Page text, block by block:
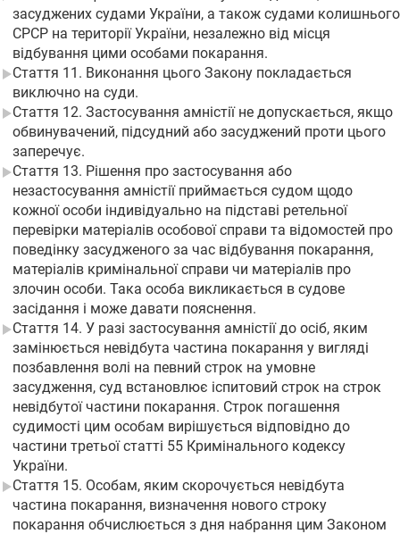
засуджених судами України, а також судами колишнього
СРСР на території України, незалежно від місця
відбування цими особами покарання.
Стаття 11. Виконання цього Закону покладається
виключно на суди.
Стаття 12. Застосування амністії не допускається, якщо
обвинувачений, підсудний або засуджений проти цього
заперечує.
Стаття 13. Рішення про застосування або
незастосування амністії приймається судом щодо
кожної особи індивідуально на підставі ретельної
перевірки матеріалів особової справи та відомостей про
поведінку засудженого за час відбування покарання,
матеріалів кримінальної справи чи матеріалів про
злочин особи. Така особа викликається в судове
засідання і може давати пояснення.
Стаття 14. У разі застосування амністії до осіб, яким
замінюється невідбута частина покарання у вигляді
позбавлення волі на певний строк на умовне
засудження, суд встановлює іспитовий строк на строк
невідбутої частини покарання. Строк погашення
судимості цим особам вирішується відповідно до
частини третьої статті 55 Кримінального кодексу
України.
Стаття 15. Особам, яким скорочується невідбута
частина покарання, визначення нового строку
покарання обчислюється з дня набрання цим Законом